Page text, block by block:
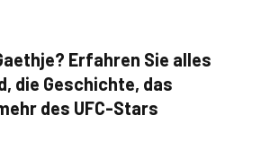
Erfahren Sie alles
die Geschichte, das
des UFC-Stars